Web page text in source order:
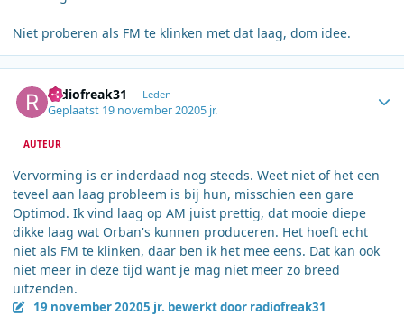
Niet proberen als FM te klinken met dat laag, dom idee.
radiofreak31 Leden
Geplaatst 19 november 20205 jr.
AUTEUR
Vervorming is er inderdaad nog steeds. Weet niet of het een
teveel aan laag probleem is bij hun, misschien een gare
Optimod. Ik vind laag op AM juist prettig, dat mooie diepe
dikke laag wat Orban's kunnen produceren. Het hoeft echt
niet als FM te klinken, daar ben ik het mee eens. Dat kan ook
niet meer in deze tijd want je mag niet meer zo breed
uitzenden.
19 november 20205 jr. bewerkt door radiofreak31